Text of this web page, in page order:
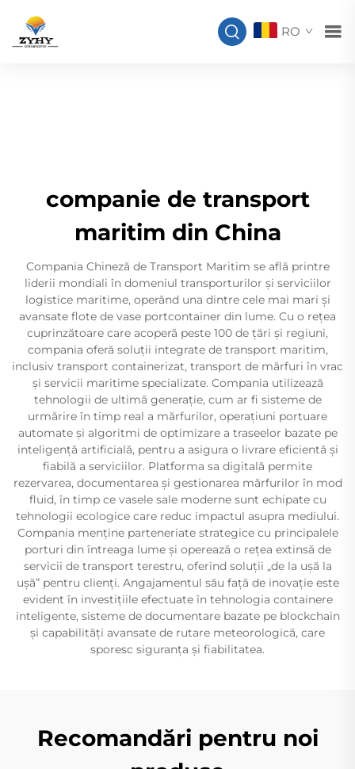
RO
companie de transport
maritim din China
Compania Chineză de Transport Maritim se află printre
liderii mondiali în domeniul transporturilor și serviciilor
logistice maritime, operând una dintre cele mai mari și
avansate flote de vase portcontainer din lume. Cu o rețea
cuprinzătoare care acoperă peste 100 de țări și regiuni,
compania oferă soluții integrate de transport maritim,
inclusiv transport containerizat, transport de mărfuri în vrac
și servicii maritime specializate. Compania utilizează
tehnologii de ultimă generație, cum ar fi sisteme de
urmărire în timp real a mărfurilor, operațiuni portuare
automate și algoritmi de optimizare a traseelor bazate pe
inteligență artificială, pentru a asigura o livrare eficientă și
fiabilă a serviciilor. Platforma sa digitală permite
rezervarea, documentarea și gestionarea mărfurilor în mod
fluid, în timp ce vasele sale moderne sunt echipate cu
tehnologii ecologice care reduc impactul asupra mediului.
Compania menține parteneriate strategice cu principalele
porturi din întreaga lume și operează o rețea extinsă de
servicii de transport terestru, oferind soluții „de la ușă la
ușă” pentru clienți. Angajamentul său față de inovație este
evident în investițiile efectuate în tehnologia containere
inteligente, sisteme de documentare bazate pe blockchain
și capabilități avansate de rutare meteorologică, care
sporesc siguranța și fiabilitatea.
Recomandări pentru noi